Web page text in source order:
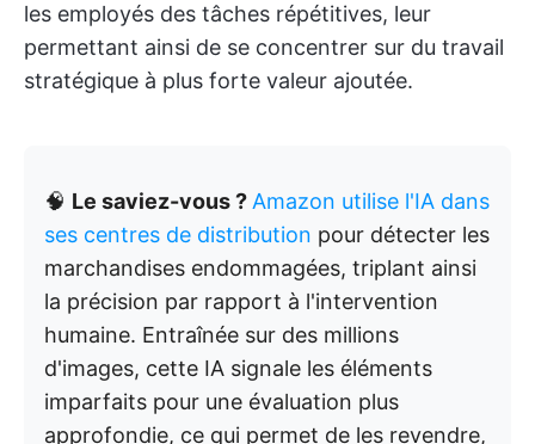
les employés des tâches répétitives, leur
permettant ainsi de se concentrer sur du travail
stratégique à plus forte valeur ajoutée.
🧠 Le saviez-vous ? Amazon utilise l'IA dans
ses centres de distribution pour détecter les
marchandises endommagées, triplant ainsi
la précision par rapport à l'intervention
humaine. Entraînée sur des millions
d'images, cette IA signale les éléments
imparfaits pour une évaluation plus
approfondie, ce qui permet de les revendre,